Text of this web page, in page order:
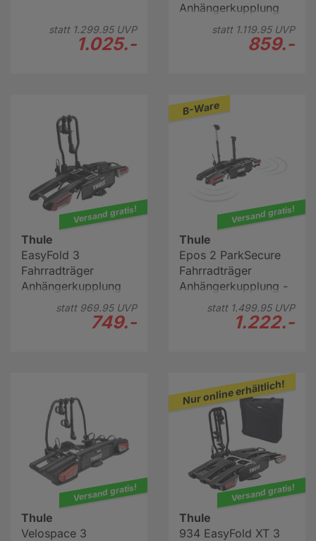
statt 1.299.95UVP
1.025.-
Anhängerkupplung
für 3 Räder
statt 1.119.95UVP
859.-
Versand gratis!
Thule
EasyFold 3
Fahrradträger
Anhängerkupplung
für 2 Räder
statt 969.95UVP
749.-
B-Ware
Versand gratis!
Thule
Epos 2 ParkSecure
Fahrradträger
Anhängerkupplung -
B-Warestatt 1.499.95UVP
1.222.-
Versand gratis!
Thule
Velospace 3
Nur online erhältlich!
Versand gratis!
Thule
934 EasyFold XT 3